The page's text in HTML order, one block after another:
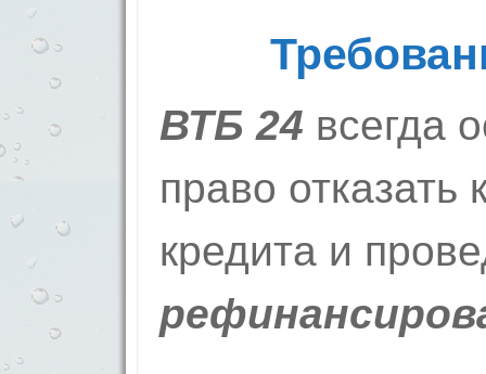
ВТБ 24 всегда
право отказать
кредита и